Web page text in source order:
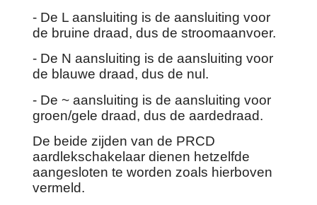
- De L aansluiting is de aansluiting voor
de bruine draad, dus de stroomaanvoer.
- De N aansluiting is de aansluiting voor
de blauwe draad, dus de nul.
- De ~ aansluiting is de aansluiting voor
groen/gele draad, dus de aardedraad.
De beide zijden van de PRCD
aardlekschakelaar dienen hetzelfde
aangesloten te worden zoals hierboven
vermeld.